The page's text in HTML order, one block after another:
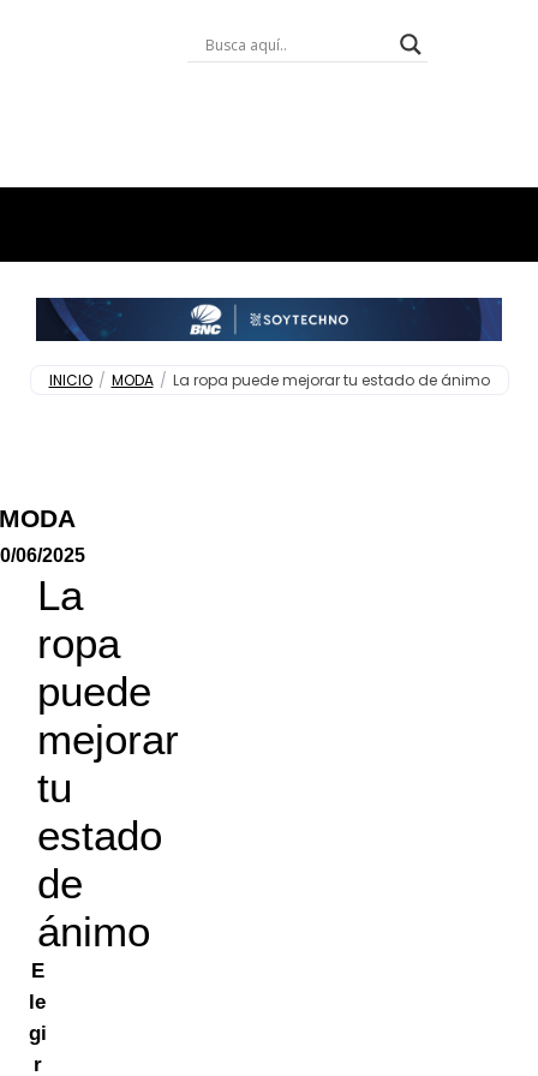
INICIO / MODA / La ropa puede mejorar tu estado de ánimo
MODA
06/2025
La
ropa
puede
mejorar
tu
estado
de
ánimo
E
le
gi
r